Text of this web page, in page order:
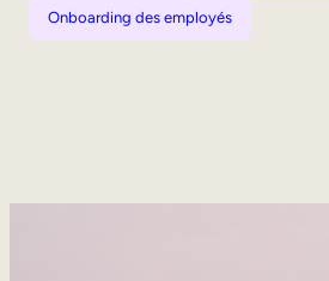
Onboarding des employés